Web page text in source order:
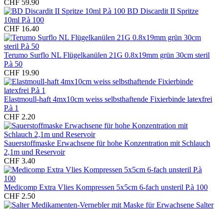
CHF 59.90
BD Discardit II Spritze
10ml P.à 100
CHF 16.40
Terumo Surflo NL Flügelkanülen 21G 0.8x19mm grün 30cm steril
P.à 50
CHF 19.90
Elastmoull-haft 4mx10cm weiss selbsthaftende Fixierbinde latexfrei
P.à 1
CHF 2.20
Sauerstoffmaske Erwachsene für hohe Konzentration mit Schlauch
2,1m und Reservoir
CHF 3.40
Medicomp Extra Vlies Kompressen 5x5cm 6-fach unsteril P.à 100
CHF 2.50
Salter